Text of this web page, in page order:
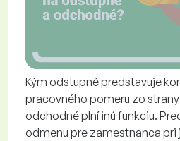
Kým odstupné predstavuje
pracovného pomeru zo
odchodné plní inú funkciu.
odmenu pre zamestnanca